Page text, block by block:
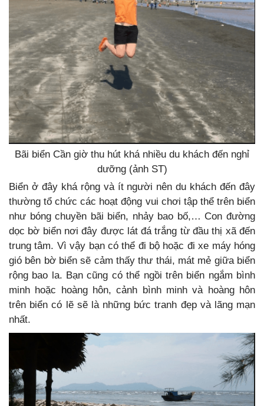
Bãi biển Cần giờ thu hút khá nhiều du khách đến nghỉ
dưỡng (ảnh ST)
Biển ở đây khá rộng và ít người nên du khách đến đây
thường tổ chức các hoạt động vui chơi tập thể trên biển
như bóng chuyền bãi biển, nhảy bao bố,… Con đường
dọc bờ biển nơi đây được lát đá trắng từ đầu thị xã đến
trung tâm. Vì vậy bạn có thể đi bộ hoặc đi xe máy hóng
gió bên bờ biển sẽ cảm thấy thư thái, mát mẻ giữa biển
rộng bao la. Bạn cũng có thể ngồi trên biển ngắm bình
minh hoặc hoàng hôn, cảnh bình minh và hoàng hôn
trên biển có lẽ sẽ là những bức tranh đẹp và lãng mạn
nhất.